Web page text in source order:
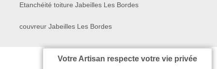
Etanchéité toiture Jabeilles Les Bordes
couvreur Jabeilles Les Bordes
Votre Artisan respecte votre vie privée